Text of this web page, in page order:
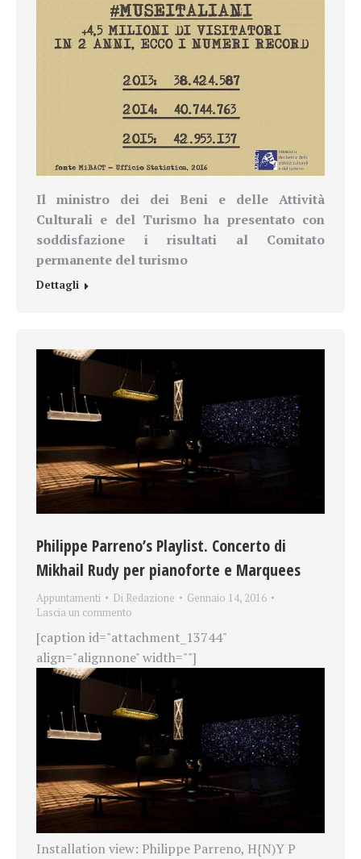
Il ministro dei dei Beni e delle Attività
Culturali e del Turismo ha presentato con
soddisfazione i risultati al Comitato
permanente del turismo
Dettagli
Philippe Parreno’s Playlist. Concerto di
Mikhail Rudy per pianoforte e Marquees
Appuntamenti Di Redazione
Gennaio 14, 2016
Lascia un commento
[caption id="attachment_13744"
align="alignnone" width=""]
Installation view: Philippe Parreno, H{N)Y P